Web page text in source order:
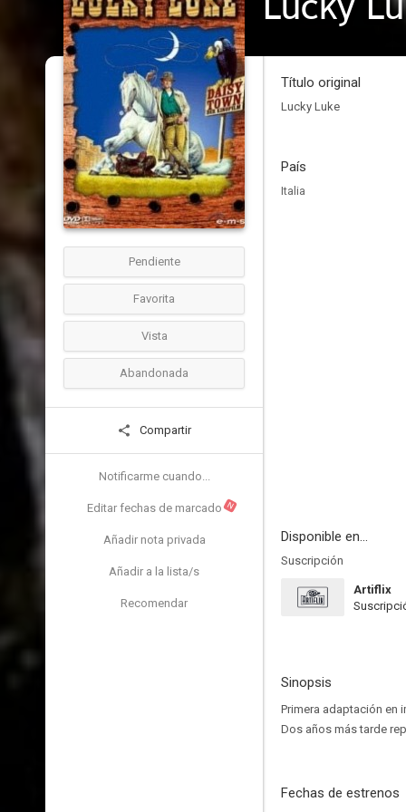
Pendiente
Favorita
Vista
Abandonada
Compartir
Notificarme cuando...
Editar fechas de marcado N
Añadir nota privada
Añadir a la lista/s
Recomendar
Título original
Lucky Luke
País
Italia
Disponible en...
Suscripción
Artiflix
Sinopsis
Primera adaptación en
Dos años más tarde
Fechas de estrenos